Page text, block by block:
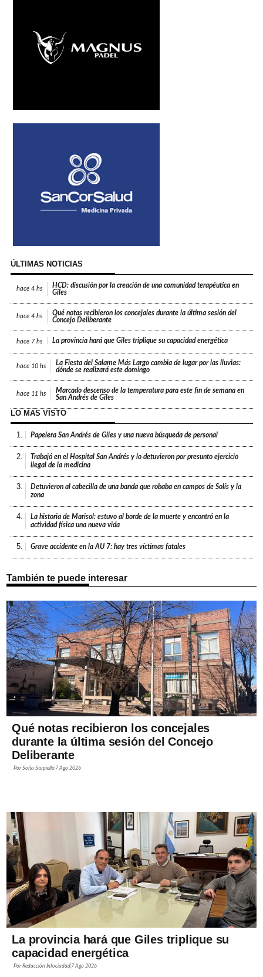
ÚLTIMAS NOTICIAS
hace 4 hs
HCD: discusión por la creación de una comunidad terapéutica en
Giles
hace 4 hs
Qué notas recibieron los concejales durante la última sesión del
Concejo Deliberante
hace 7 hs La provincia hará que Giles triplique su capacidad energética
hace 10 hs
La Fiesta del Salame Más Largo cambia de lugar por las lluvias:
dónde se realizará este domingo
hace 11 hs
Marcado descenso de la temperatura para este fin de semana en
San Andrés de Giles
LO MÁS VISTO
1. Papelera San Andrés de Giles y una nueva búsqueda de personal
2.
Trabajó en el Hospital San Andrés y lo detuvieron por presunto ejercicio
ilegal de la medicina
3.
Detuvieron al cabecilla de una banda que robaba en campos de Solís y la
zona
4.
La historia de Marisol: estuvo al borde de la muerte y encontró en la
actividad física una nueva vida
5. Grave accidente en la AU 7: hay tres víctimas fatales
También te puede interesar
Qué notas recibieron los concejales
durante la última sesión del Concejo
Deliberante
PorSofía Stupiello 7 Ago 2026
La provincia hará que Giles triplique su
capacidad energética
PorRedacción Infociudad 7 Ago 2026